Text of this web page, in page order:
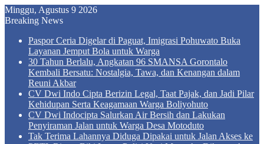
Minggu, Agustus 9 2026
Breaking News
Paspor Ceria Digelar di Paguat, Imigrasi Pohuwato Buka
Layanan Jemput Bola untuk Warga
30 Tahun Berlalu, Angkatan 96 SMANSA Gorontalo
Kembali Bersatu: Nostalgia, Tawa, dan Kenangan dalam
Reuni Akbar
CV Dwi Indo Cipta Berizin Legal, Taat Pajak, dan Jadi Pilar
Kehidupan Serta Keagamaan Warga Boliyohuto
CV Dwi Indocipta Salurkan Air Bersih dan Lakukan
Penyiraman Jalan untuk Warga Desa Motoduto
Tak Terima Lahannya Diduga Dipakai untuk Jalan Akses ke